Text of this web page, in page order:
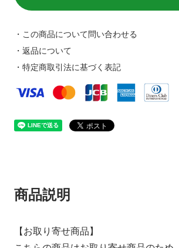
・この商品について問い合わせる
・返品について
・特定商取引法に基づく表記
商品説明
【お取り寄せ商品】